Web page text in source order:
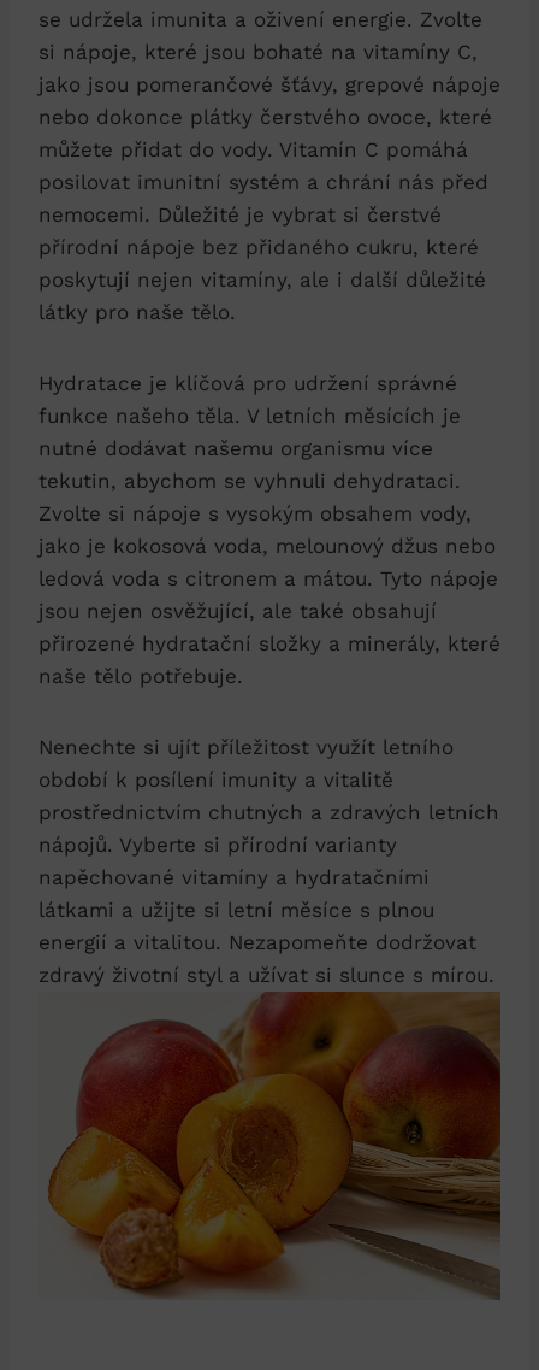
se udržela imunita a oživení energie. Zvolte
si nápoje, které jsou bohaté na vitamíny C,
jako jsou pomerančové šťávy, grepové nápoje
nebo dokonce plátky čerstvého ovoce, které
můžete přidat do vody. Vitamín C pomáhá
posilovat imunitní systém a chrání nás před
nemocemi. Důležité je vybrat si čerstvé
přírodní nápoje bez přidaného cukru, které
poskytují nejen vitamíny, ale i další důležité
látky pro naše tělo.
Hydratace je klíčová pro udržení správné
funkce našeho těla. V letních měsících je
nutné dodávat našemu organismu více
tekutin, abychom se vyhnuli dehydrataci.
Zvolte si nápoje s vysokým obsahem vody,
jako je kokosová voda, melounový džus nebo
ledová voda s citronem a mátou. Tyto nápoje
jsou nejen osvěžující, ale také obsahují
přirozené hydratační složky a minerály, které
naše tělo potřebuje.
Nenechte si ujít příležitost využít letního
období k posílení imunity a vitalitě
prostřednictvím chutných a zdravých letních
nápojů. Vyberte si přírodní varianty
napěchované vitamíny a hydratačními
látkami a užijte si letní měsíce s plnou
energií a vitalitou. Nezapomeňte dodržovat
zdravý životní styl a užívat si slunce s mírou.